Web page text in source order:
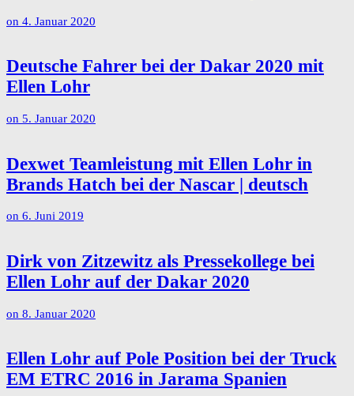
on 4. Januar 2020
Deutsche Fahrer bei der Dakar 2020 mit
Ellen Lohr
on 5. Januar 2020
Dexwet Teamleistung mit Ellen Lohr in
Brands Hatch bei der Nascar | deutsch
on 6. Juni 2019
Dirk von Zitzewitz als Pressekollege bei
Ellen Lohr auf der Dakar 2020
on 8. Januar 2020
Ellen Lohr auf Pole Position bei der Truck
EM ETRC 2016 in Jarama Spanien